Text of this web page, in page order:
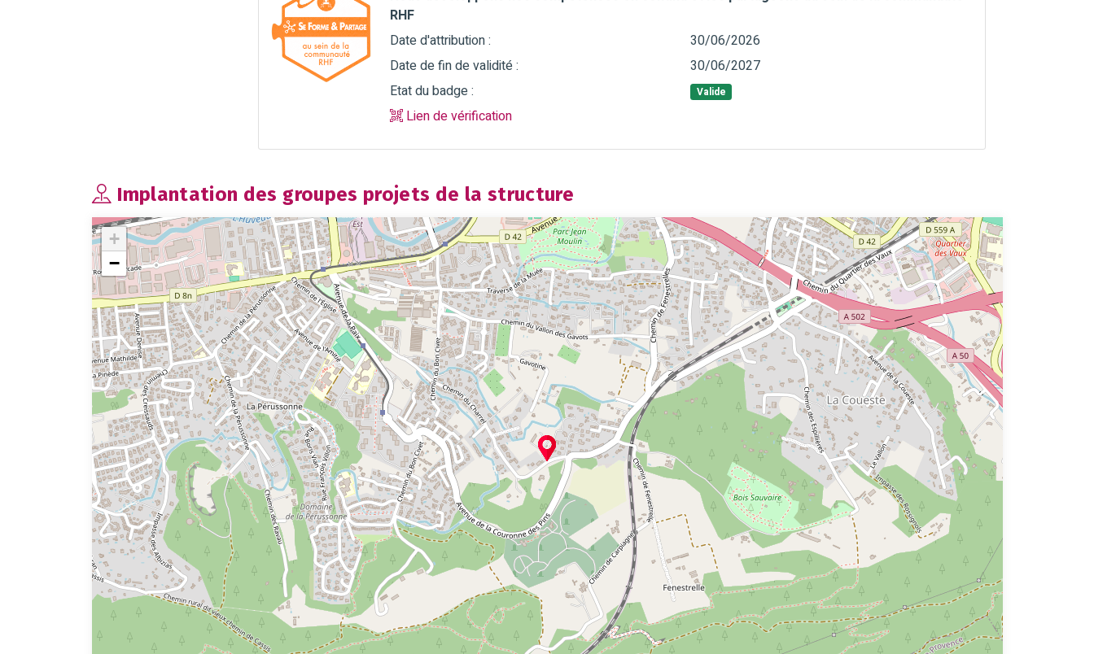
RHF
Date d'attribution :
30/06/2026
Date de fin de validité :
30/06/2027
Etat du badge :
Valide
Lien de vérification
Implantation des groupes projets de la structure
+
−